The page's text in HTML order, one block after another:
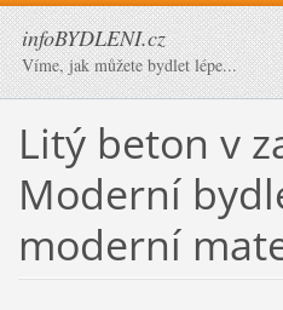
infoBYDLENI.cz
Víme, jak můžete bydlet lépe...
Litý beton v
Moderní
moderní